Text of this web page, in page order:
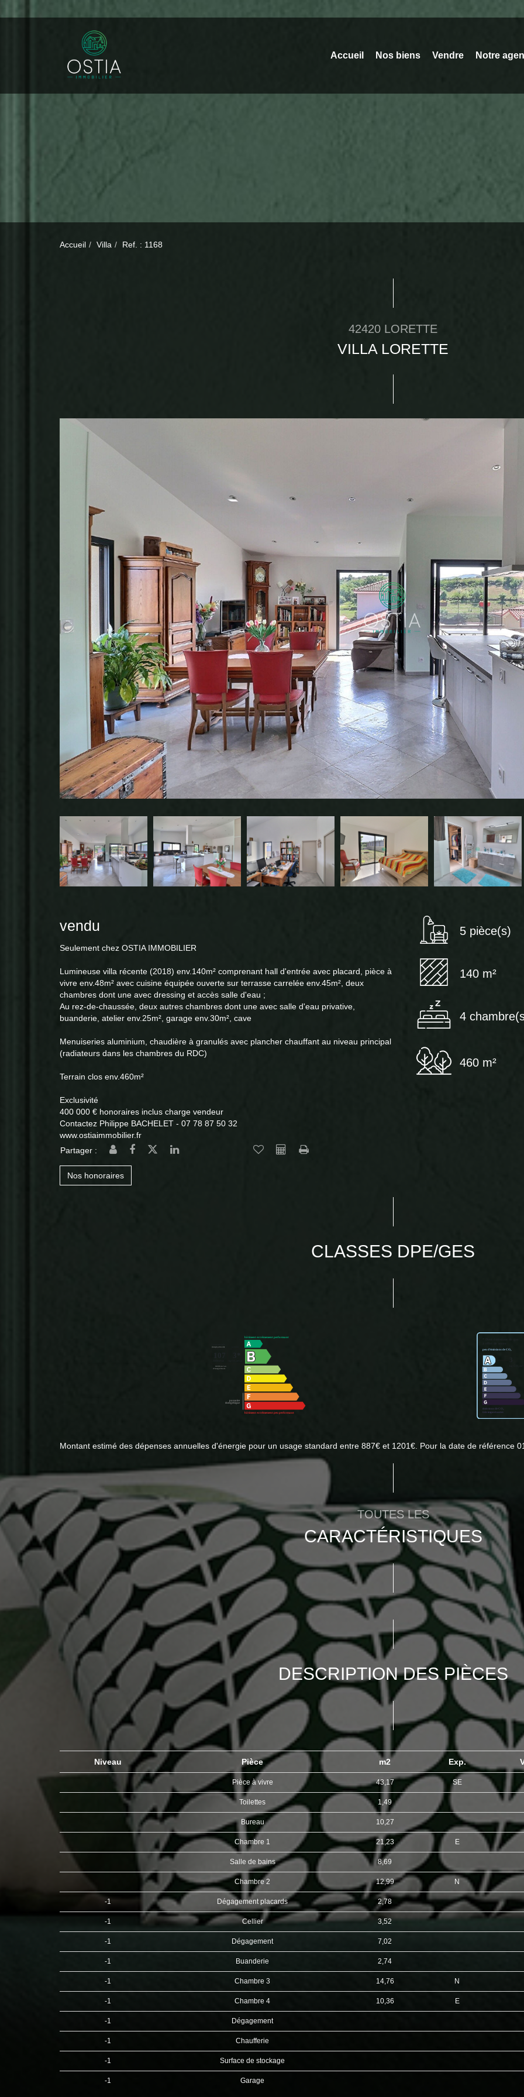
Accueil Nos biens Vendre Notre
Accueil Villa Ref. : 1168
42420 LORETTE
VILLA LORETTE
vendu
Seulement chez OSTIA IMMOBILIER
Lumineuse villa récente (2018) env.140m² comprenant hall d'entrée avec placard, pièce à
vivre env.48m² avec cuisine équipée ouverte sur terrasse carrelée env.45m², deux
chambres dont une avec dressing et accès salle d'eau ;
Au rez-de-chaussée, deux autres chambres dont une avec salle d'eau privative,
buanderie, atelier env.25m², garage env.30m², cave
Menuiseries aluminium, chaudière à granulés avec plancher chauffant au niveau principal
(radiateurs dans les chambres du RDC)
Terrain clos env.460m²
Exclusivité
400 000 € honoraires inclus charge vendeur
Contactez Philippe BACHELET - 07 78 87 50 32
www.ostiaimmobilier.fr
Partager :
Nos honoraires
5 pièce(s)
140 m²
4
460 m²
CLASSES DPE/GES
Montant estimé des dépenses annuelles d'énergie pour un usage standard entre 887€ et 1201€. Pour la date de référence
TOUTES LES
CARACTÉRISTIQUES
DESCRIPTION DES PIÈCES
Niveau Pièce m2 Exp.
Pièce à vivre 43,17 SE
Toilettes 1,49
Bureau 10,27
Chambre 1 21,23 E
Salle de bains 8,69
Chambre 2 12,99 N
-1 Dégagement placards 2,78
-1 Cellier 3,52
-1 Dégagement 7,02
-1 Buanderie 2,74
-1 Chambre 3 14,76 N
-1 Chambre 4 10,36 E
-1 Dégagement
-1 Chaufferie
-1 Surface de stockage
-1 Garage